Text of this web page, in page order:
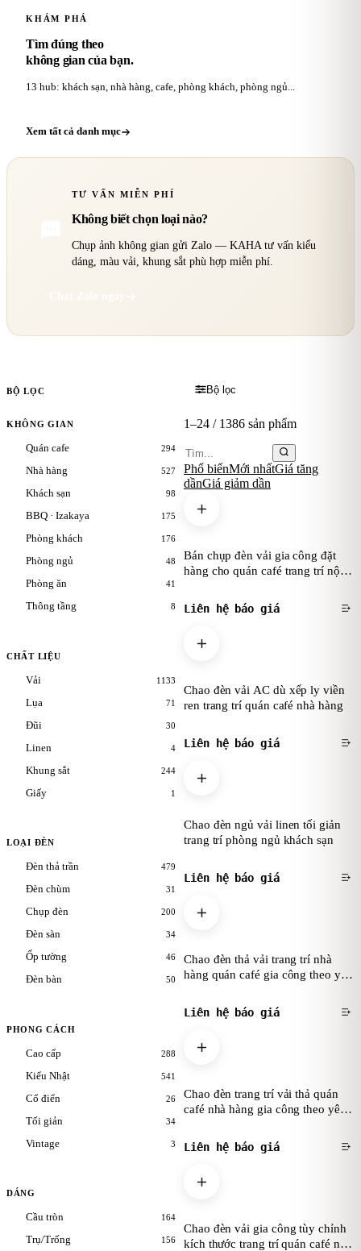
KHÁM PHÁ
Tìm đúng theo
không gian của bạn.
13 hub: khách sạn, nhà hàng, cafe, phòng khách, phòng ngủ...
Xem tất cả danh mục
TƯ VẤN MIỄN PHÍ
Không biết chọn loại nào?
Chụp ảnh không gian gửi Zalo — KAHA tư vấn kiểu
dáng, màu vải, khung sắt phù hợp miễn phí.
BỘ LỌC
KHÔNG GIAN
Quán cafe 294
Nhà hàng 527
Khách sạn 98
BBQ · Izakaya 175
Phòng khách 176
Phòng ngủ 48
Phòng ăn 41
Thông tầng 8
CHẤT LIỆU
Vải 1133
Lụa 71
Đũi 30
Linen 4
Khung sắt 244
Giấy 1
LOẠI ĐÈN
Đèn thả trần 479
Đèn chùm 31
Chụp đèn 200
Đèn sàn 34
Ốp tường 46
Đèn bàn 50
PHONG CÁCH
Cao cấp 288
Kiểu Nhật 541
Cổ điển 26
Tối giản 34
Vintage 3
DÁNG
Cầu tròn 164
Trụ/Trống 156
Bộ lọc
1–24 / 1386 sản phẩm
Phổ biếnMới nhấtGiá tăng
dầnGiá giảm dần
Bán chụp đèn vải gia công đặt
hàng cho quán café trang trí nội
Liên hệ báo giá
Chao đèn vải AC dù xếp ly viền
ren trang trí quán café nhà hàng
Liên hệ báo giá
Chao đèn ngủ vải linen tối giản
trang trí phòng ngủ khách sạn
Liên hệ báo giá
Chao đèn thả vải trang trí nhà
hàng quán café gia công theo yêu
Liên hệ báo giá
Chao đèn trang trí vải thả quán
café nhà hàng gia công theo yêu
Liên hệ báo giá
Chao đèn vải gia công tùy chỉnh
kích thước trang trí quán café nhà